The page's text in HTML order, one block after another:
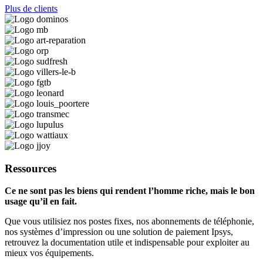
Plus de clients
Ressources
Ce ne sont pas les biens qui rendent l’homme riche, mais le bon
usage qu’il en fait.
Que vous utilisiez nos postes fixes, nos abonnements de téléphonie,
nos systèmes d’impression ou une solution de paiement Ipsys,
retrouvez la documentation utile et indispensable pour exploiter au
mieux vos équipements.